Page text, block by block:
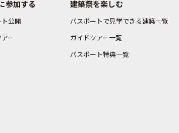
参加する
公開
ー
建築祭を楽しむ
パスポートで見学できる建築一覧
ガイドツアー一覧
パスポート特典一覧